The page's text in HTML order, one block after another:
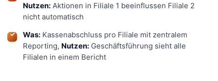
Nutzen: Aktionen in Filiale 1 beeinflussen Filiale 2
nicht automatisch
Was: Kassenabschluss pro Filiale mit zentralem
Reporting, Nutzen: Geschäftsführung sieht alle
Filialen in einem Bericht